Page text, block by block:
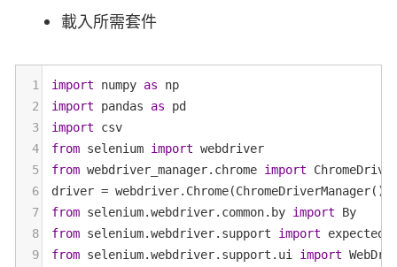
載入所需套件
1 import numpy as
np
2
import pandas as
pd
3
import
csv
4
from selenium import webdriver
5
from webdriver_manager. chrome import
6
driver = webdriver. Chrome(ChromeDriverManager().
7
from selenium.webdriver. common. by import
By
8
from selenium.webdriver. support import
9
from selenium.webdriver. support . ui import